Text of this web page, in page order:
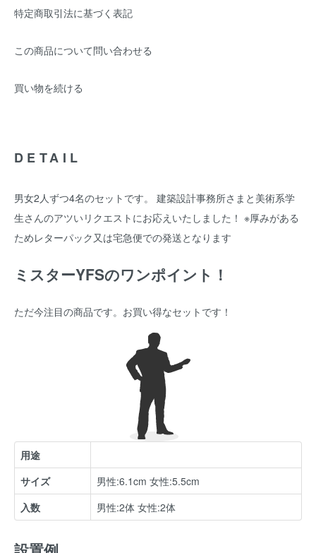
特定商取引法に基づく表記
この商品について問い合わせる
買い物を続ける
DETAIL
男女2人ずつ4名のセットです。 建築設計事務所さまと美術系学
生さんのアツいリクエストにお応えいたしました！ ※厚みがある
ためレターパック又は宅急便での発送となります
ミスターYFSのワンポイント！
ただ今注目の商品です。お買い得なセットです！
用途
サイズ
男性:6.1cm 女性:5.5cm
入数
男性:2体 女性:2体